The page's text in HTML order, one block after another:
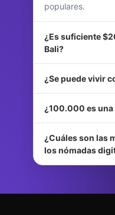
populares.
¿Es suficiente
Bali?
¿Se puede vivir
¿100.000 es
¿Cuáles son las
los nómadas